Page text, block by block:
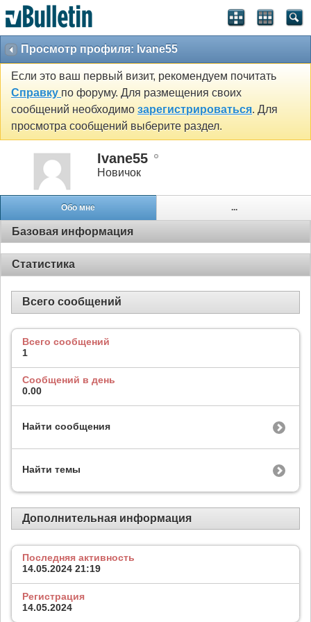
Просмотр профиля: Ivane55
Если это ваш первый визит, рекомендуем почитать
Справку по форуму. Для размещения своих
сообщений необходимо зарегистрироваться. Для
просмотра сообщений выберите раздел.
Ivane55
Новичок
Обо мне ...
Базовая информация
Статистика
Всего сообщений
Всего сообщений
1
Сообщений в день
0.00
Найти сообщения
Найти темы
Дополнительная информация
Последняя активность
14.05.2024 21:19
Регистрация
14.05.2024